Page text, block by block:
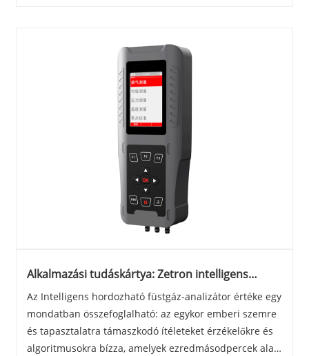
Alkalmazási tudáskártya: Zetron intelligens
Az Intelligens hordozható füstgáz-analizátor értéke egy
mondatban összefoglalható: az egykor emberi szemre
és tapasztalatra támaszkodó ítéleteket érzékelőkre és
algoritmusokra bízza, amelyek ezredmásodpercek alatt